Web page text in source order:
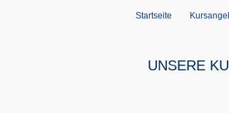
Startseite
UNSERE